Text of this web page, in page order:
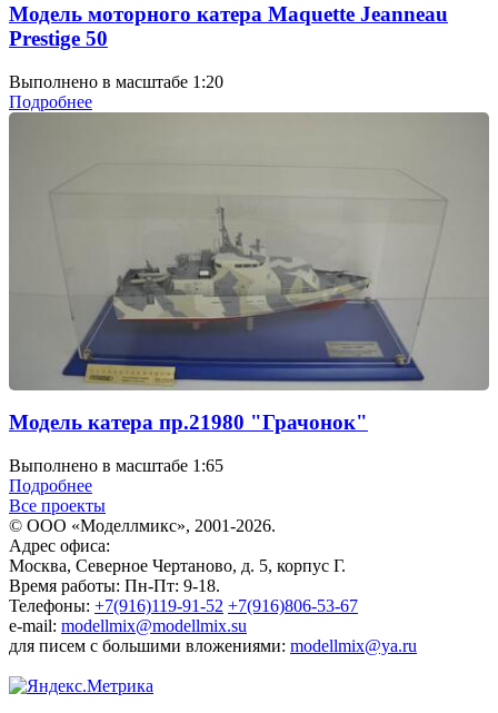
Модель моторного катера Maquette Jeanneau
Prestige 50
Выполнено в масштабе 1:20
Подробнее
Модель катера пр.21980 "Грачонок"
Выполнено в масштабе 1:65
Подробнее
Все проекты
© ООО «Моделлмикс», 2001-2026.
Адрес офиса:
Москва, Северное Чертаново, д. 5, корпус Г.
Время работы: Пн-Пт: 9-18.
Телефоны: +7(916)119-91-52 +7(916)806-53-67
e-mail: modellmix@modellmix.su
для писем с большими вложениями: modellmix@ya.ru